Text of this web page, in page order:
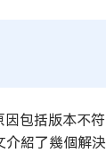
包括版本不
介紹了幾個解